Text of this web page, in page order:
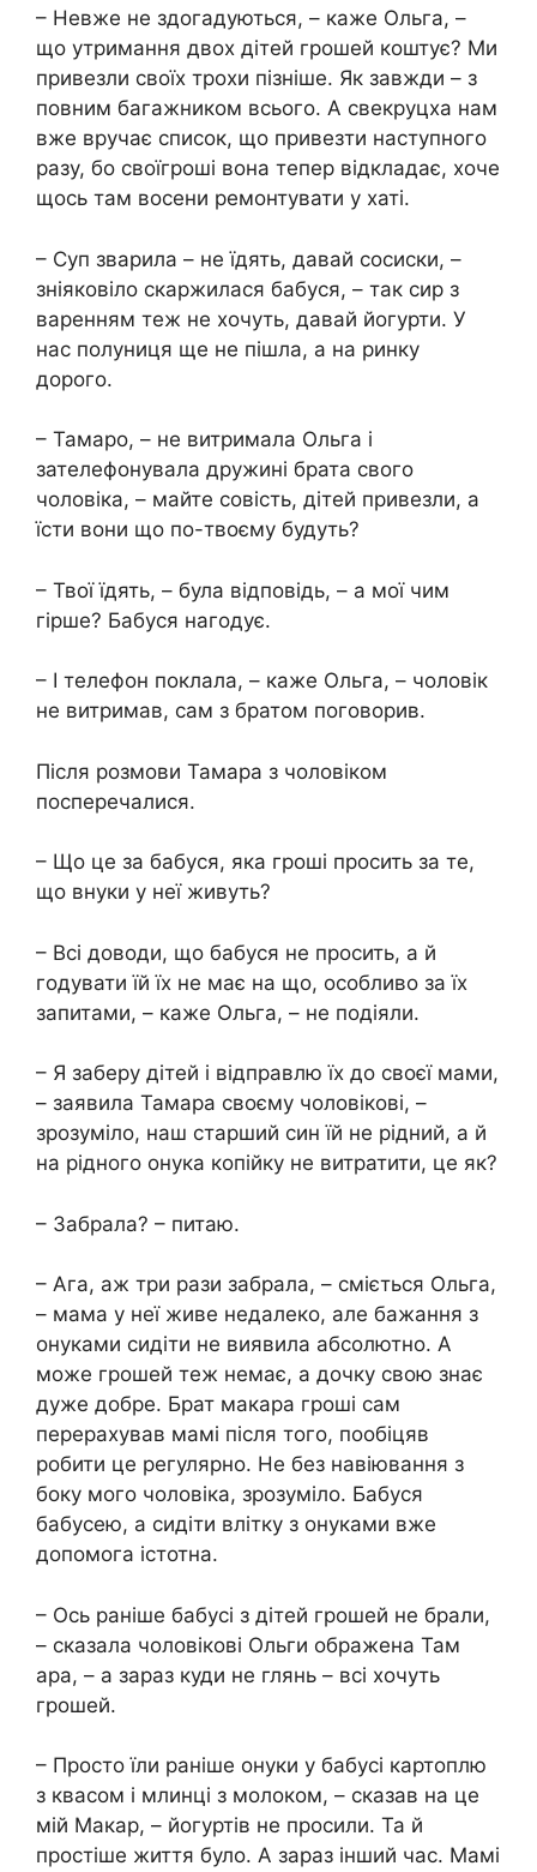
– Невже не здогадуються, – каже Ольга, –
що утримання двох дітей грошей коштує? Ми
привезли своїх трохи пізніше. Як завжди – з
повним багажником всього. А свекруцха нам
вже вручає список, що привезти наступного
разу, бо своїгроші вона тепер відкладає, хоче
щось там восени ремонтувати у хаті.
– Суп зварила – не їдять, давай сосиски, –
зніяковіло скаржилася бабуся, – так сир з
варенням теж не хочуть, давай йогурти. У
нас полуниця ще не пішла, а на ринку
дорого.
– Тамаро, – не витримала Ольга і
зателефонувала дружині брата свого
чоловіка, – майте совість, дітей привезли, а
їсти вони що по-твоєму будуть?
– Твої їдять, – була відповідь, – а мої чим
гірше? Бабуся нагодує.
– І телефон поклала, – каже Ольга, – чоловік
не витримав, сам з братом поговорив.
Після розмови Тамара з чоловіком
посперечалися.
– Що це за бабуся, яка гроші просить за те,
що внуки у неї живуть?
– Всі доводи, що бабуся не просить, а й
годувати їй їх не має на що, особливо за їх
запитами, – каже Ольга, – не подіяли.
– Я заберу дітей і відправлю їх до своєї мами,
– заявила Тамара своєму чоловікові, –
зрозуміло, наш старший син їй не рідний, а й
на рідного онука копійку не витратити, це як?
– Забрала? – питаю.
– Ага, аж три рази забрала, – сміється Ольга,
– мама у неї живе недалеко, але бажання з
онуками сидіти не виявила абсолютно. А
може грошей теж немає, а дочку свою знає
дуже добре. Брат макара гроші сам
перерахував мамі після того, пообіцяв
робити це регулярно. Не без навіювання з
боку мого чоловіка, зрозуміло. Бабуся
бабусею, а сидіти влітку з онуками вже
допомога істотна.
– Ось раніше бабусі з дітей грошей не брали,
– сказала чоловікові Ольги ображена Там
ара, – а зараз куди не глянь – всі хочуть
грошей.
– Просто їли раніше онуки у бабусі картоплю
з квасом і млинці з молоком, – сказав на це
мій Макар, – йогуртів не просили. Та й
простіше життя було. А зараз інший час. Мамі